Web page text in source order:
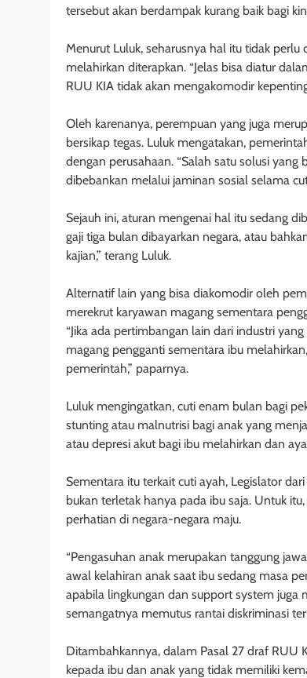
tersebut akan berdampak kurang baik bagi
Menurut Luluk, seharusnya hal itu tidak
melahirkan diterapkan. “Jelas bisa diatur
RUU KIA tidak akan mengakomodir
Oleh karenanya, perempuan yang juga
bersikap tegas. Luluk mengatakan,
dengan perusahaan. “Salah satu solusi
dibebankan melalui jaminan sosial selama
Sejauh ini, aturan mengenai hal itu sedang
gaji tiga bulan dibayarkan negara, atau
kajian,” terang Luluk.
Alternatif lain yang bisa diakomodir oleh
merekrut karyawan magang sementara
“Jika ada pertimbangan lain dari industri
magang pengganti sementara ibu
pemerintah,” paparnya.
Luluk mengingatkan, cuti enam bulan bagi
stunting atau malnutrisi bagi anak yang
atau depresi akut bagi ibu melahirkan dan
Sementara itu terkait cuti ayah, Legislator
bukan terletak hanya pada ibu saja. Untuk
perhatian di negara-negara maju.
“Pengasuhan anak merupakan tanggung
awal kelahiran anak saat ibu sedang masa
apabila lingkungan dan support system juga
semangatnya memutus rantai diskriminasi
Ditambahkannya, dalam Pasal 27 draf RUU
kepada ibu dan anak yang tidak memiliki